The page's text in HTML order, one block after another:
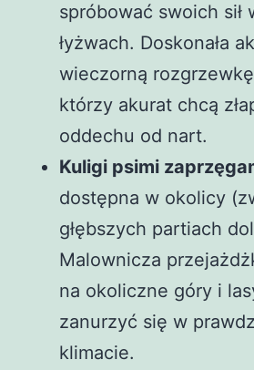
spróbować swoich sił
łyżwach. Doskonała
wieczorną
którzy akurat chcą
oddechu od nart.
Kuligi psimi
dostępna w okolicy
głębszych partiach
Malownicza
na okoliczne góry i
zanurzyć się w
klimacie.